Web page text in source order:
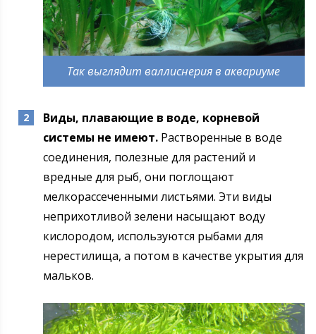
Так выглядит валлиснерия в аквариуме
Виды, плавающие в воде, корневой
системы не имеют.Растворенные в воде
соединения, полезные для растений и
вредные для рыб, они поглощают
мелкорассеченными листьями. Эти виды
неприхотливой зелени насыщают воду
кислородом, используются рыбами для
нерестилища, а потом в качестве укрытия для
мальков.